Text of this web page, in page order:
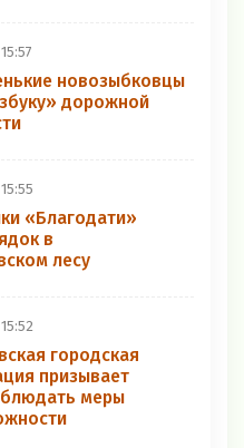
новозыбковцы
дорожной
«Благодати»
в
лесу
городская
призывает
меры